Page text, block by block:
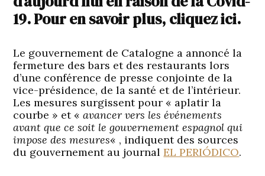
19. Pour en savoir plus, cliquez ici.
Le gouvernement de Catalogne a annoncé la
fermeture des bars et des restaurants lors
d’une conférence de presse conjointe de la
vice-présidence, de la santé et de l’intérieur.
Les mesures surgissent pour « aplatir la
courbe » et «avancer vers les événements
avant que ce soit le gouvernement espagnol qui
impose des mesures« , indiquent des sources
du gouvernement au journalEL PERIÓDICO.